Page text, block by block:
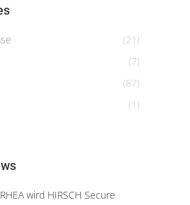
(21)
(7)
(87)
(1)
wird HIRSCH Secure